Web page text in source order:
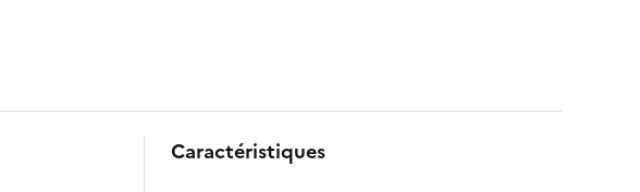
Caractéristiques